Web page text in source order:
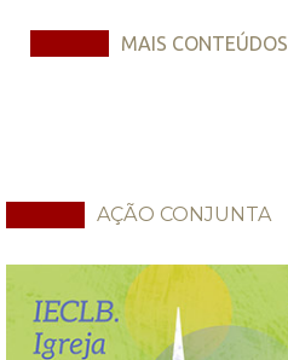
MAIS CONTEÚDOS
AÇÃO CONJUNTA